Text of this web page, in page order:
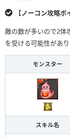
【ノーコン攻略ポ
敵の数が多いので2体
を受ける可能性があり
モンスター
スキル名